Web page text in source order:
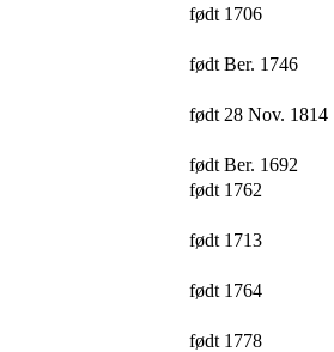
født 1706
født Ber. 1746
født 28 Nov. 1814
født Ber. 1692
født 1762
født 1713
født 1764
født 1778